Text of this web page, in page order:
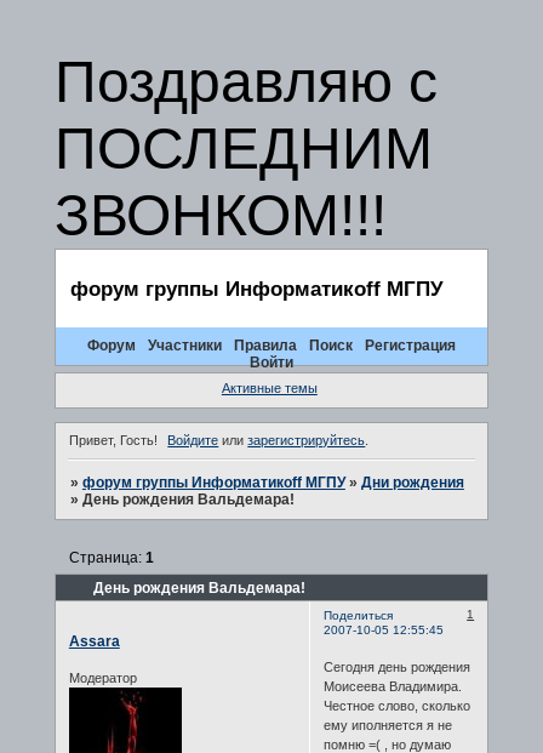
Поздравляю с
ПОСЛЕДНИМ
ЗВОНКОМ!!!
форум группы Информатикоff МГПУ
Форум Участники Правила Поиск
Регистрация
Войти
Активные темы
Привет, Гость! Войдите илизарегистрируйтесь.
» форум группы Информатикоff МГПУ » Дни рождения
» День рождения Вальдемара!
День рождения Вальдемара!
Страница: 1
Поделиться
1
2007-10-05 12:55:45
Assara
Модератор
Сегодня день рождения
Моисеева Владимира.
Честное слово, сколько
ему иполняется я не
помню =( , но думаю